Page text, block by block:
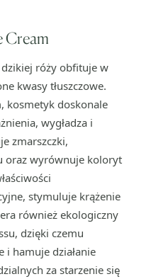
Cream
róży obfituje w
kwasy tłuszczowe.
kosmetyk doskonale
wygładza i
zmarszczki,
oraz wyrównuje koloryt
stymuluje krążenie
również ekologiczny
dzięki czemu
i hamuje działanie
za starzenie się